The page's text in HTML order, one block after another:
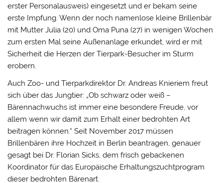
erster Personalausweis) eingesetzt und er bekam seine
erste Impfung. Wenn der noch namenlose kleine Brillenbär
mit Mutter Julia (20) und Oma Puna (27) in wenigen Wochen
zum ersten Mal seine Außenanlage erkundet, wird er mit
Sicherheit die Herzen der Tierpark-Besucher im Sturm
erobern.
Auch Zoo- und Tierparkdirektor Dr. Andreas Knieriem freut
sich über das Jungtier: „Ob schwarz oder weiß –
Bärennachwuchs ist immer eine besondere Freude, vor
allem wenn wir damit zum Erhalt einer bedrohten Art
beitragen können.“ Seit November 2017 müssen
Brillenbären ihre Hochzeit in Berlin beantragen, genauer
gesagt bei Dr. Florian Sicks, dem frisch gebackenen
Koordinator für das Europäische Erhaltungszuchtprogram
dieser bedrohten Bärenart.